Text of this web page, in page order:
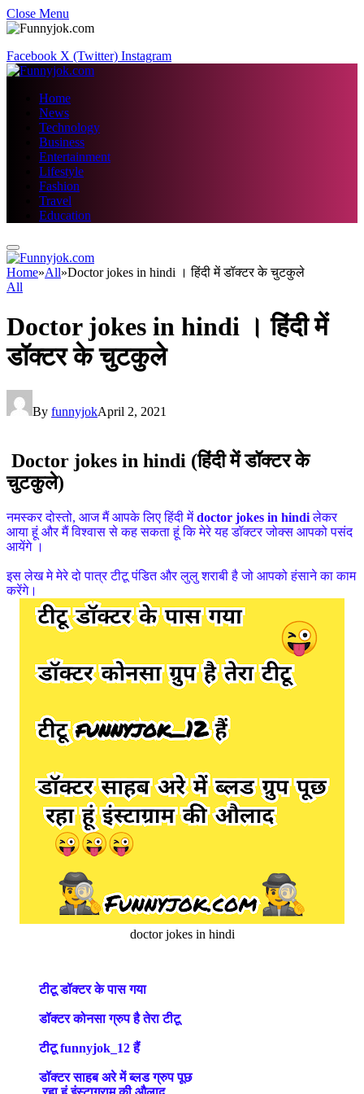
Close Menu
Facebook X (Twitter) Instagram
Home
News
Technology
Business
Entertainment
Lifestyle
Fashion
Travel
Education
Home»All»Doctor jokes in hindi । हिंदी में डॉक्टर के चुटकुले
All
Doctor jokes in hindi । हिंदी में
डॉक्टर के चुटकुले
By funnyjokApril 2, 2021
Doctor jokes in hindi (हिंदी में डॉक्टर के
चुटकुले)
नमस्कर दोस्तो, आज मैं आपके लिए हिंदी मेंdoctor jokes in hindiलेकर
आया हूं और मैं विश्वास से कह सकता हूं कि मेरे यह डॉक्टर जोक्स आपको पसंद
आयेंगे ।
इस लेख मे मेरे दो पात्र टीटू पंडित और लुलु शराबी है जो आपको हंसाने का काम
करेंगे।
doctor jokes in hindi
टीटू डॉक्टर के पास गया
डॉक्टर कोनसा ग्रुप है तेरा टीटू
टीटू funnyjok_12 हैं
डॉक्टर साहब अरे में ब्लड ग्रुप पूछ